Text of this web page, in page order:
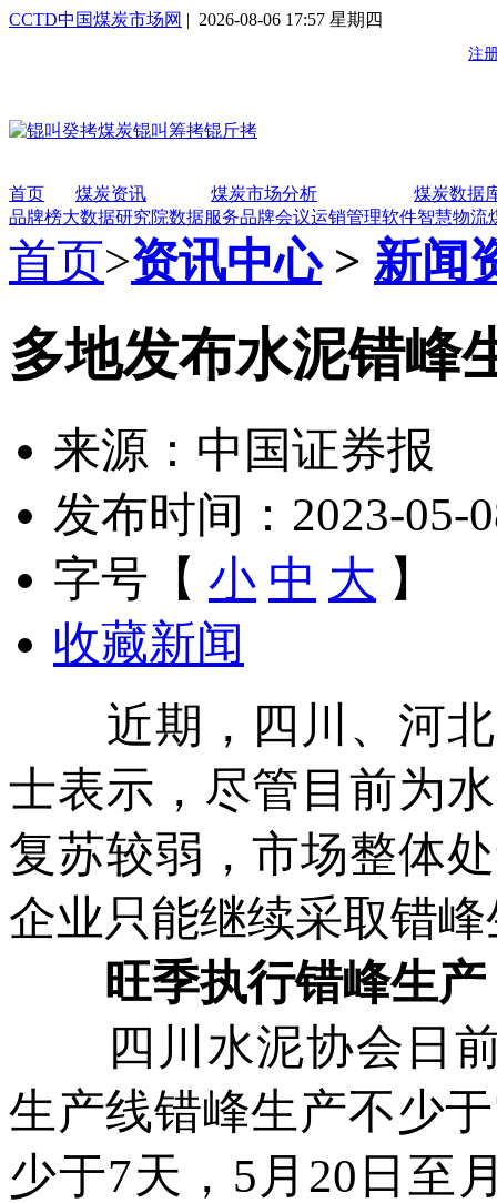
CCTD中国煤炭市场网 | 2026-08-06 17:57 星期四
首页 煤炭资讯 煤炭市场分析
煤炭数据
品牌榜大数据研究院数据服务品牌会议运销管理软件智慧物流
首页>资讯中心> 新闻
多地发布水泥错峰
来源：中国证券报
发布时间：2023-05-
字号【 小 中 大 】
收藏新闻
近期，四川、河北
士表示，尽管目前为
复苏较弱，市场整体
企业只能继续采取错
旺季执行错峰生产
四川水泥协会日前
生产线错峰生产不少
少于7天，5月20日至